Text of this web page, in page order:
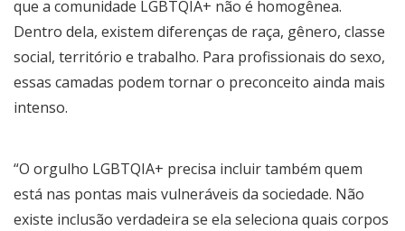
que a comunidade LGBTQIA+ não é homogênea.
Dentro dela, existem diferenças de raça, gênero, classe
social, território e trabalho. Para profissionais do sexo,
essas camadas podem tornar o preconceito ainda mais
intenso.
“O orgulho LGBTQIA+ precisa incluir também quem
está nas pontas mais vulneráveis da sociedade. Não
existe inclusão verdadeira se ela seleciona quais corpos